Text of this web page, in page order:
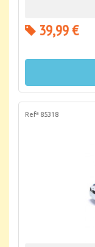
39,99 €
Refª 85318